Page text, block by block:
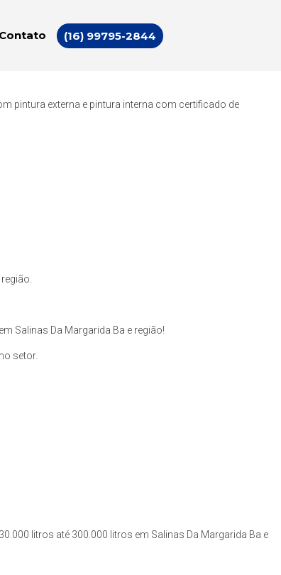
Contato (16) 99795-2844
pintura externa e pintura interna com certificado de
Salinas Da Margarida Ba e região!
setor.
litros até 300.000 litros em Salinas Da Margarida Ba e